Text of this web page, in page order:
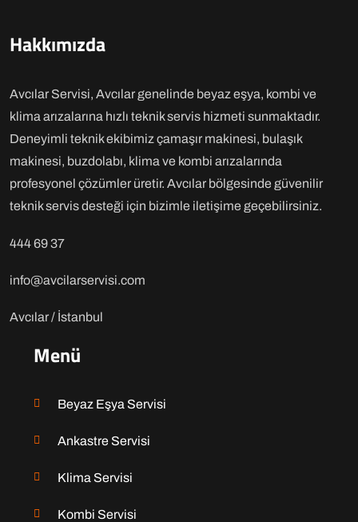
Hakkımızda
Avcılar Servisi, Avcılar genelinde beyaz eşya, kombi ve
klima arızalarına hızlı teknik servis hizmeti sunmaktadır.
Deneyimli teknik ekibimiz çamaşır makinesi, bulaşık
makinesi, buzdolabı, klima ve kombi arızalarında
profesyonel çözümler üretir. Avcılar bölgesinde güvenilir
teknik servis desteği için bizimle iletişime geçebilirsiniz.
444 69 37
info@avcilarservisi.com
Avcılar / İstanbul
Menü
Beyaz Eşya Servisi
Ankastre Servisi
Klima Servisi
Kombi Servisi